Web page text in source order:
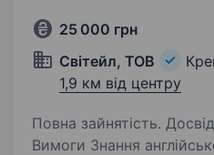
25 000 грн
Світейл, ТОВ
1,9 км від центру
Повна зайнятість.
Вимоги Знання англійської мови Upper